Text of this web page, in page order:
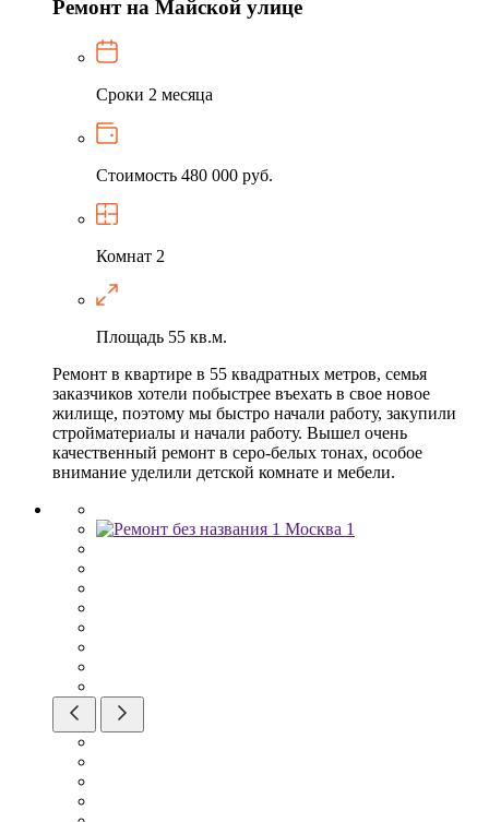
Ремонт на Майской улице
Сроки 2 месяца
Стоимость 480 000 руб.
Комнат 2
Площадь 55 кв.м.
Ремонт в квартире в 55 квадратных метров, семья
заказчиков хотели побыстрее въехать в свое новое
жилище, поэтому мы быстро начали работу, закупили
стройматериалы и начали работу. Вышел очень
качественный ремонт в серо-белых тонах, особое
внимание уделили детской комнате и мебели.